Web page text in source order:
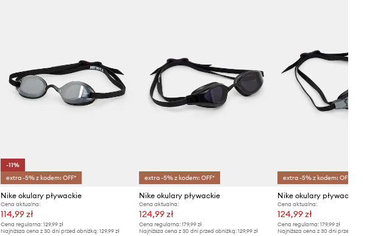
-11%
extra -5% z kodem: OFF*
Nike okulary pływackie
Cena aktualna:
114,99 zł
Cena regularna: 129,99 zł
Najniższa cena z 30 dni przed obniżką: 129,99 zł
extra -5% z kodem: OFF*
Nike okulary pływackie
Cena aktualna:
124,99 zł
Cena regularna:179,99 zł
Najniższa cena z 30 dni przed obniżką:129,99 zł
extra -5% z kodem: OFF*
Nike okulary pływackie
Cena aktualna:
124,99 zł
Cena regularna: 179,99 zł
Najniższa cena z 30 dni przed obniżką: